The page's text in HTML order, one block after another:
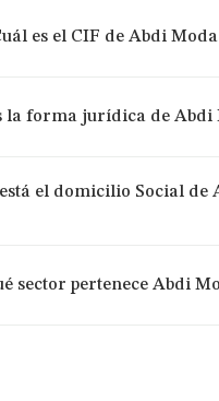
es el CIF de Abdi Moda
la forma jurídica de Abdi
el domicilio Social de
sector pertenece Abdi